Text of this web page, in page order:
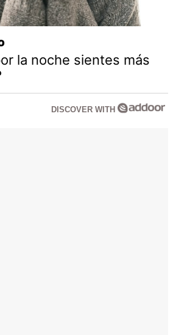
la noche sientes más
DISCOVER WITH